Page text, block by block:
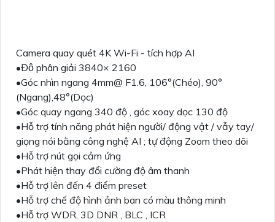
Camera quay quét 4K Wi-Fi - tích hợp AI
•Độ phân giải 3840× 2160
•Góc nhìn ngang 4mm@ F1.6, 106°(Chéo), 90°
(Ngang),48°(Dọc)
•Góc quay ngang 340 độ , góc xoay dọc 130 độ
•Hỗ trợ tính năng phát hiện người/ động vật / vẫy tay/
giọng nói bằng công nghệ AI ; tự động Zoom theo dõi
•Hỗ trợ nút gọi cảm ứng
•Phát hiện thay đổi cường độ âm thanh
•Hỗ trợ lên đến 4 điểm preset
•Hỗ trợ chế độ hình ảnh ban có màu thông minh
•Hỗ trợ WDR, 3D DNR , BLC , ICR